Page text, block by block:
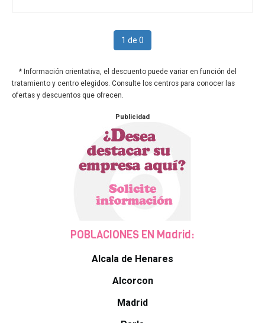
1 de 0
* Información orientativa, el descuento puede variar en función del
tratamiento y centro elegidos. Consulte los centros para conocer las
ofertas y descuentos que ofrecen.
Publicidad
POBLACIONES EN Madrid:
Alcala de Henares
Alcorcon
Madrid